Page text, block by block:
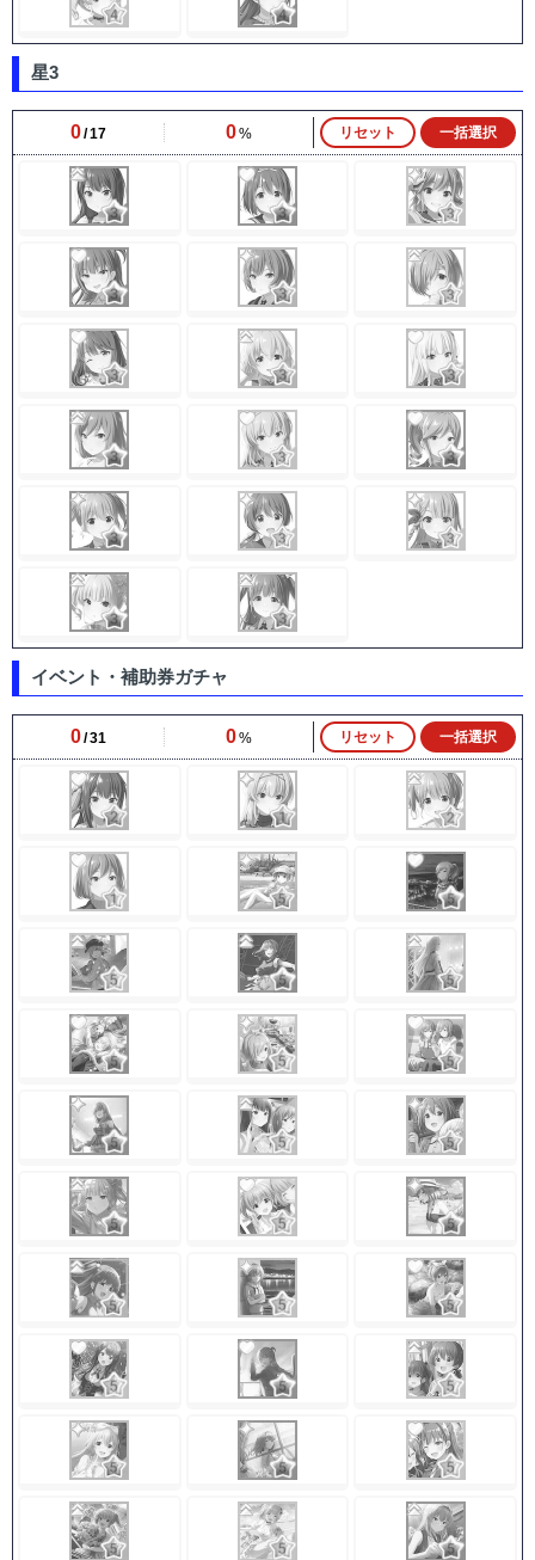
星3
0 17 0 リセット 一括選択
イベント・補助券ガチャ
0 31 0 リセット 一括選択